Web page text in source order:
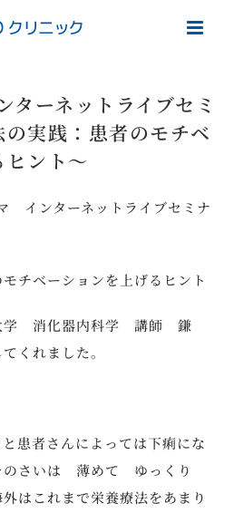
ーネットライブセミ
実践：患者のモチベ
ント～
ンターネットライブセミナ
チベーションを上げるヒント
学 消化器内科学 講師 鎌
れました。
患者さんによっては下痢にな
のさいは 薄めて ゆっくり
はこれまで栄養療法をあまり